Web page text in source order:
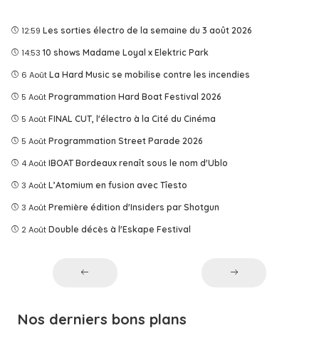
12:59 Les sorties électro de la semaine du 3 août 2026
14:53 10 shows Madame Loyal x Elektric Park
6 Août La Hard Music se mobilise contre les incendies
5 Août Programmation Hard Boat Festival 2026
5 Août FINAL CUT, l'électro à la Cité du Cinéma
5 Août Programmation Street Parade 2026
4 Août IBOAT Bordeaux renaît sous le nom d'Ublo
3 Août L’Atomium en fusion avec Tîesto
3 Août Première édition d'Insiders par Shotgun
2 Août Double décès à l'Eskape Festival
Nos derniers bons plans